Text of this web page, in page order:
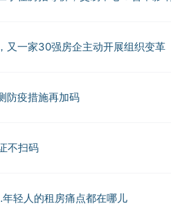
又一家30强房企主动开展组织变革
防疫措施再加码
不扫码
轻人的租房痛点都在哪儿